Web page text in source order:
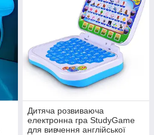
Дитяча розвиваюча
електронна гра StudyGame
для вивчення англійської